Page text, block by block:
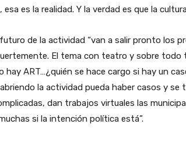
es la realidad. Y la verdad es que la
de la actividad “van a salir pronto los
El tema con teatro y sobre todo
hay ART…¿quién se hace cargo si hay un
la actividad pueda haber casos y se
dan trabajos virtuales las
si la intención política está”.